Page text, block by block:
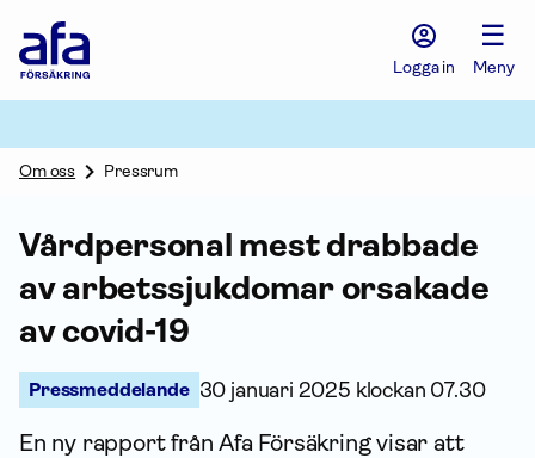
Försäkring
Logga in
☰
Meny
Om oss Pressrum
Vårdpersonal mest drabbade
av arbets­sjuk­domar orsakade
av covid-19
Pressmeddelande 30 januari 2025 klockan 07.30
En ny rapport från Afa För­säkring visar att